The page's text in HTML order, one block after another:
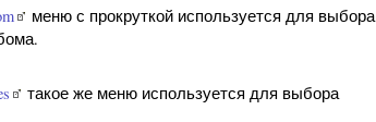
меню с прокруткой используется для выбора
такое же меню используется для выбора